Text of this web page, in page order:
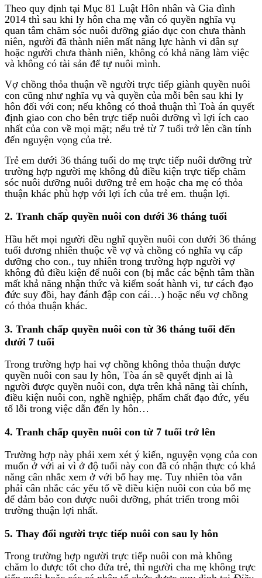
Theo quy định tại Mục 81 Luật Hôn nhân và Gia đình
2014 thì sau khi ly hôn cha mẹ vẫn có quyền nghĩa vụ
quan tâm chăm sóc nuôi dưỡng giáo dục con chưa thành
niên, người đã thành niên mất năng lực hành vi dân sự
hoặc người chưa thành niên, không có khả năng làm việc
và không có tài sản để tự nuôi mình.
Vợ chồng thỏa thuận về người trực tiếp giành quyền nuôi
con cũng như nghĩa vụ và quyền của mỗi bên sau khi ly
hôn đối với con; nếu không có thoả thuận thì Toà án quyết
định giao con cho bên trực tiếp nuôi dưỡng vì lợi ích cao
nhất của con về mọi mặt; nếu trẻ từ 7 tuổi trở lên cần tính
đến nguyện vọng của trẻ.
Trẻ em dưới 36 tháng tuổi do mẹ trực tiếp nuôi dưỡng trừ
trường hợp người mẹ không đủ điều kiện trực tiếp chăm
sóc nuôi dưỡng nuôi dưỡng trẻ em hoặc cha mẹ có thỏa
thuận khác phù hợp với lợi ích của trẻ em. thuận lợi.
2. Tranh chấp quyền nuôi con dưới 36 tháng tuổi
Hầu hết mọi người đều nghĩ quyền nuôi con dưới 36 tháng
tuổi đương nhiên thuộc về vợ và chồng có nghĩa vụ cấp
dưỡng cho con., tuy nhiên trong trường hợp người vợ
không đủ điều kiện để nuôi con (bị mắc các bệnh tâm thần
mất khả năng nhận thức và kiểm soát hành vi, tư cách đạo
đức suy đồi, hay đánh đập con cái…) hoặc nếu vợ chồng
có thỏa thuận khác.
3. Tranh chấp quyền nuôi con từ 36 tháng tuổi đến
dưới 7 tuổi
Trong trường hợp hai vợ chồng không thỏa thuận được
quyền nuôi con sau ly hôn, Tòa án sẽ quyết định ai là
người được quyền nuôi con, dựa trên khả năng tài chính,
điều kiện nuôi con, nghề nghiệp, phẩm chất đạo đức, yếu
tố lỗi trong việc dẫn đến ly hôn…
4. Tranh chấp quyền nuôi con từ 7 tuổi trở lên
Trường hợp này phải xem xét ý kiến, nguyện vọng của con
muốn ở với ai vì ở độ tuổi này con đã có nhận thực có khả
năng cân nhắc xem ở với bố hay mẹ. Tuy nhiên tòa vẫn
phải cân nhắc các yếu tố về điều kiện nuôi con của bố mẹ
để đảm bảo con được nuôi dưỡng, phát triển trong môi
trường thuận lợi nhất.
5. Thay đổi người trực tiếp nuôi con sau ly hôn
Trong trường hợp người trực tiếp nuôi con mà không
chăm lo được tốt cho đứa trẻ, thì người cha mẹ không trực